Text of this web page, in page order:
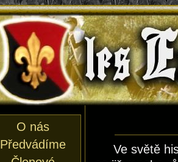
les
Ve světě
O nás
Předvádíme